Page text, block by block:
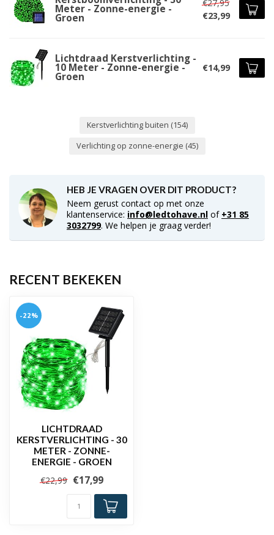
Meter - Zonne-energie -
Groen
€27,95
€23,99
Lichtdraad Kerstverlichting -
10 Meter - Zonne-energie -
Groen
€14,99
Kerstverlichting buiten (154)
Verlichting op zonne-energie (45)
HEB JE VRAGEN OVER DIT PRODUCT?
Neem gerust contact op met onze
klantenservice: info@ledtohave.nl of +31 85
3032799. We helpen je graag verder!
RECENT BEKEKEN
-22%
LICHTDRAAD
KERSTVERLICHTING - 30
METER - ZONNE-
ENERGIE - GROEN
€22,99 €17,99